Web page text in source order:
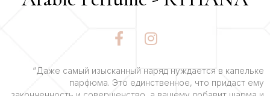
F
a
e
b
I
n
t
a
“Даже самый изысканный наряд нуждается в капельке
парфюма. Это единственное, что придаст ему